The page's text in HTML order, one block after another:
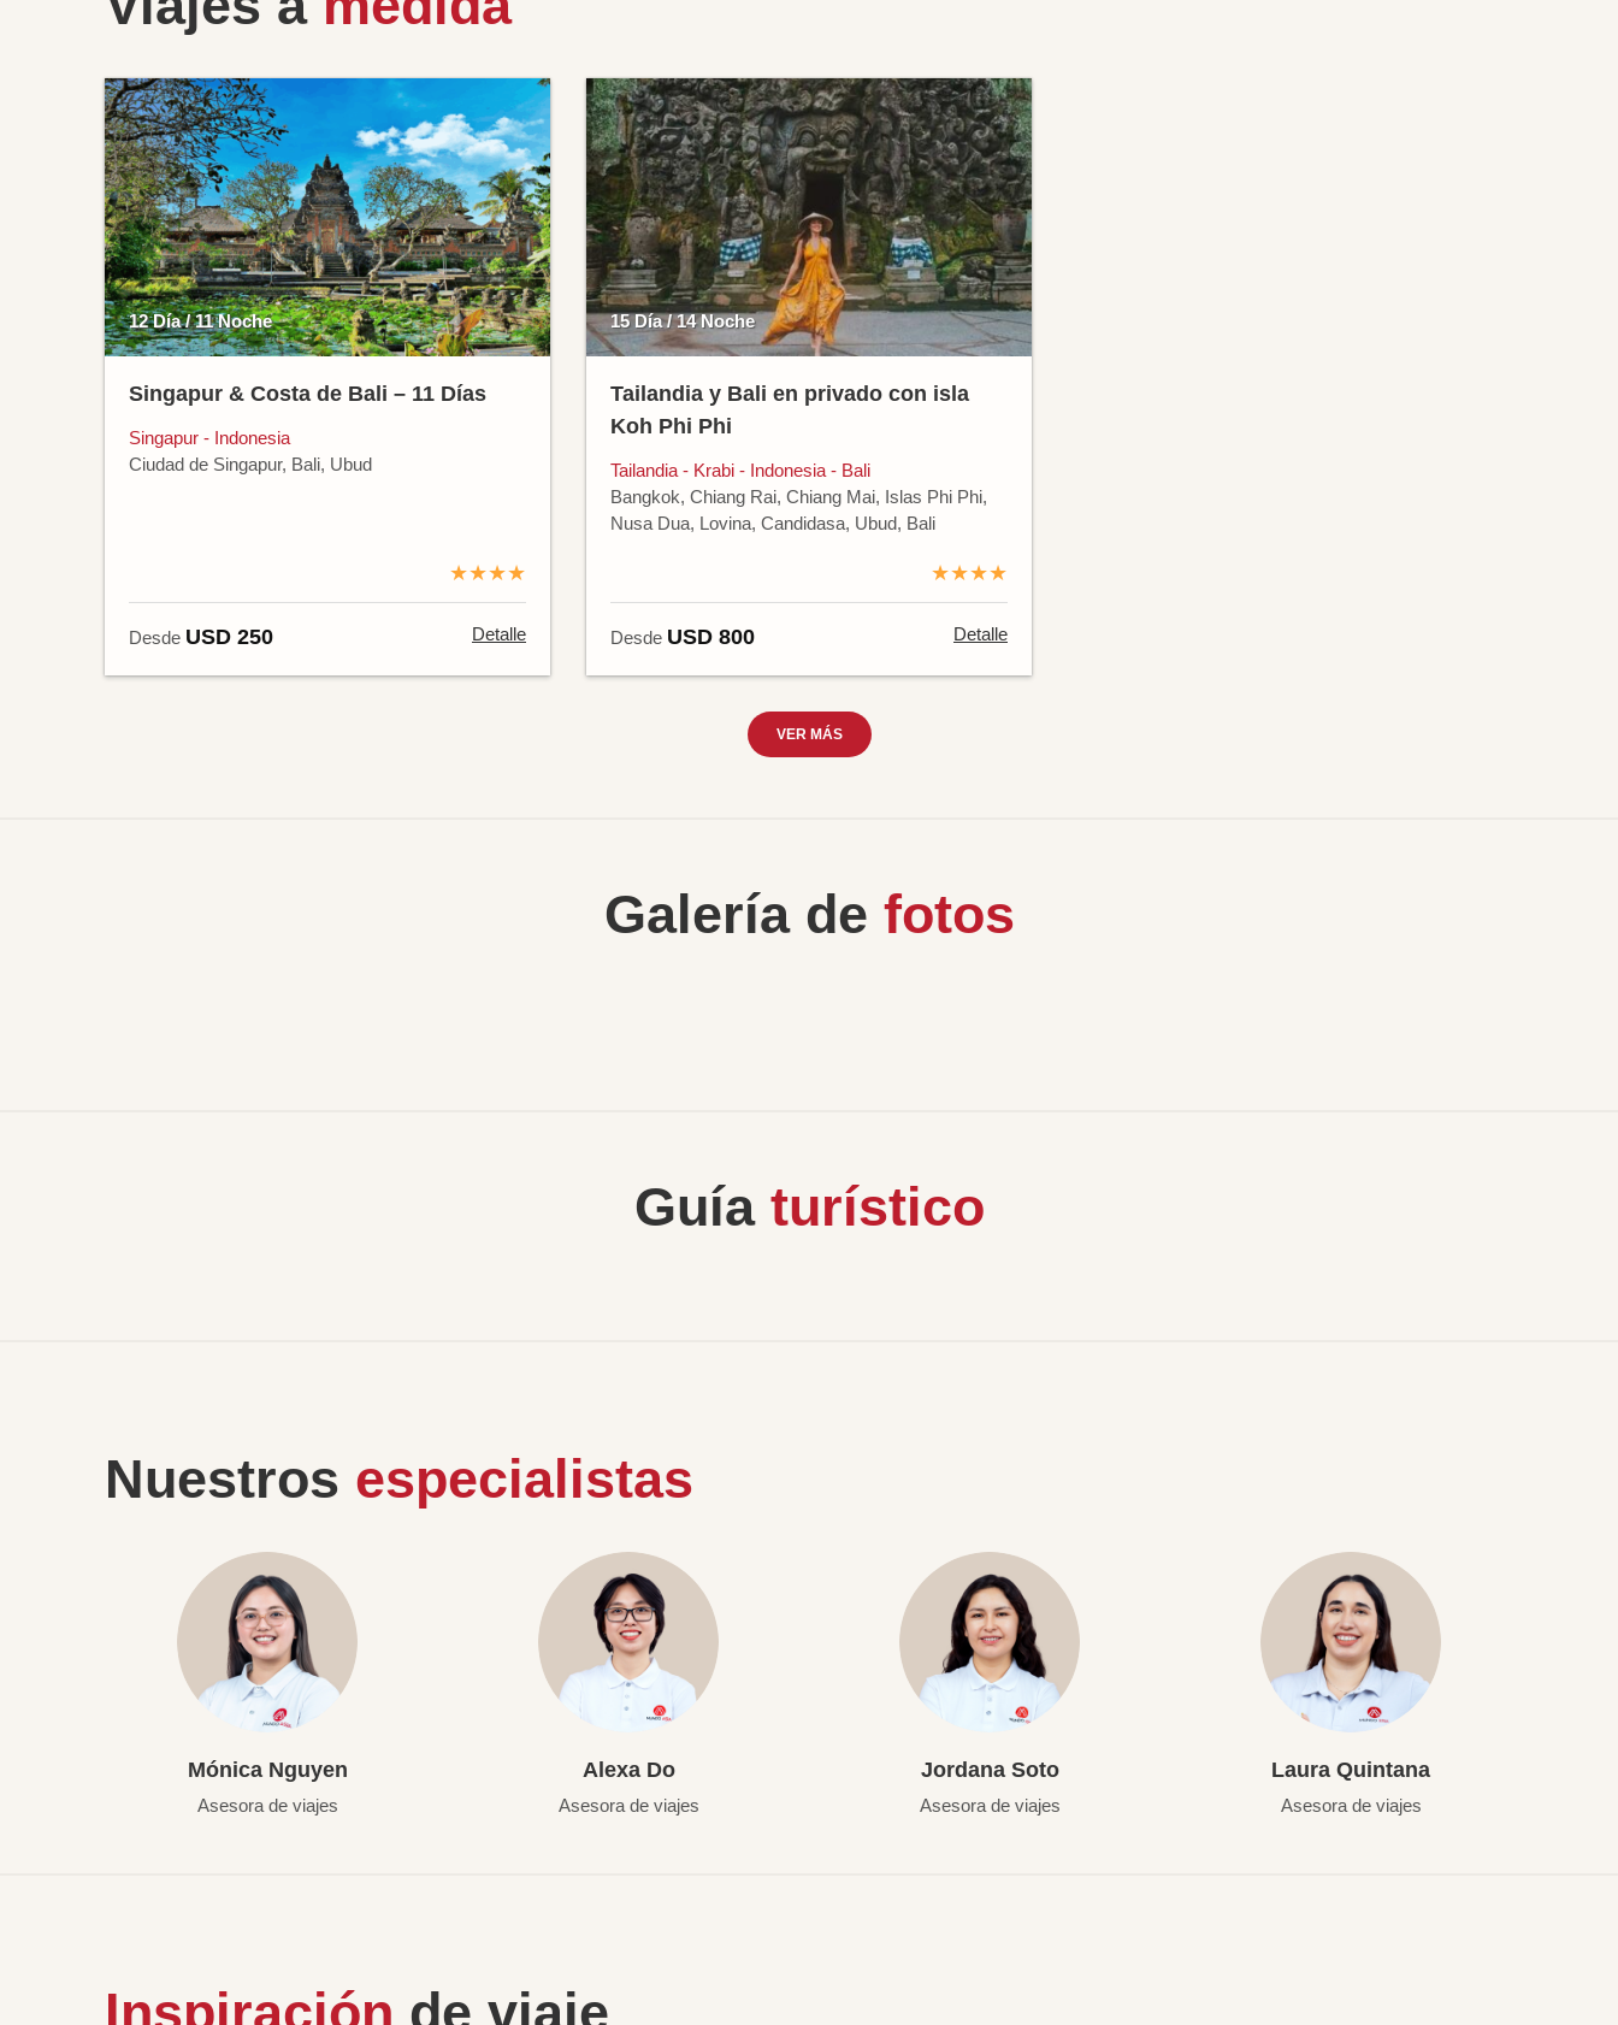
12 Día / 11 Noche
Singapur & Costa de Bali – 11 Días
Singapur - Indonesia
Ciudad de Singapur, Bali, Ubud
★★★★
Desde USD 250 Detalle
15 Día / 14 Noche
Tailandia y Bali en privado con isla
Koh Phi Phi
Tailandia - Krabi - Indonesia - Bali
Bangkok, Chiang Rai, Chiang Mai, Islas Phi Phi,
Nusa Dua, Lovina, Candidasa, Ubud, Bali
★★★★
Desde USD 800 Detalle
VER MÁS
Galería de fotos
Guía turístico
Nuestros especialistas
Mónica Nguyen
Asesora de viajes
Alexa Do
Asesora de viajes
Jordana Soto
Asesora de viajes
Laura Quintana
Asesora de viajes
Inspiración de viaje